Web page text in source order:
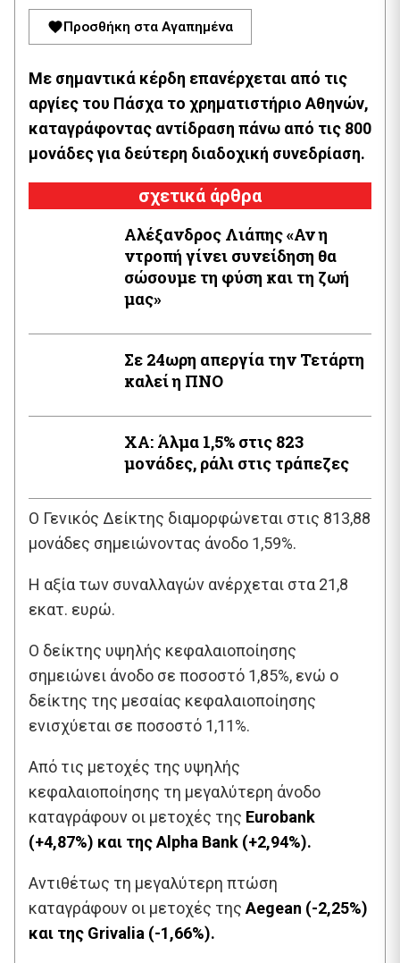
Προσθήκη στα Αγαπημένα
Με σημαντικά κέρδη επανέρχεται από τις
αργίες του Πάσχα το χρηματιστήριο Αθηνών,
καταγράφοντας αντίδραση πάνω από τις 800
μονάδες για δεύτερη διαδοχική συνεδρίαση.
σχετικά άρθρα
Αλέξανδρος Λιάπης «Αν η
ντροπή γίνει συνείδηση θα
σώσουμε τη φύση και τη ζωή
μας»
Σε 24ωρη απεργία την Τετάρτη
καλεί η ΠΝΟ
XA: Άλμα 1,5% στις 823
μονάδες, ράλι στις τράπεζες
O Γενικός Δείκτης διαμορφώνεται στις 813,88
μονάδες σημειώνοντας άνοδο 1,59%.
Η αξία των συναλλαγών ανέρχεται στα 21,8
εκατ. ευρώ.
Ο δείκτης υψηλής κεφαλαιοποίησης
σημειώνει άνοδο σε ποσοστό 1,85%, ενώ ο
δείκτης της μεσαίας κεφαλαιοποίησης
ενισχύεται σε ποσοστό 1,11%.
Από τις μετοχές της υψηλής
κεφαλαιοποίησης τη μεγαλύτερη άνοδο
καταγράφουν οι μετοχές της Eurobank
(+4,87%) και της Alpha Bank (+2,94%).
Αντιθέτως τη μεγαλύτερη πτώση
καταγράφουν οι μετοχές της Aegean (-2,25%)
και της Grivalia (-1,66%).